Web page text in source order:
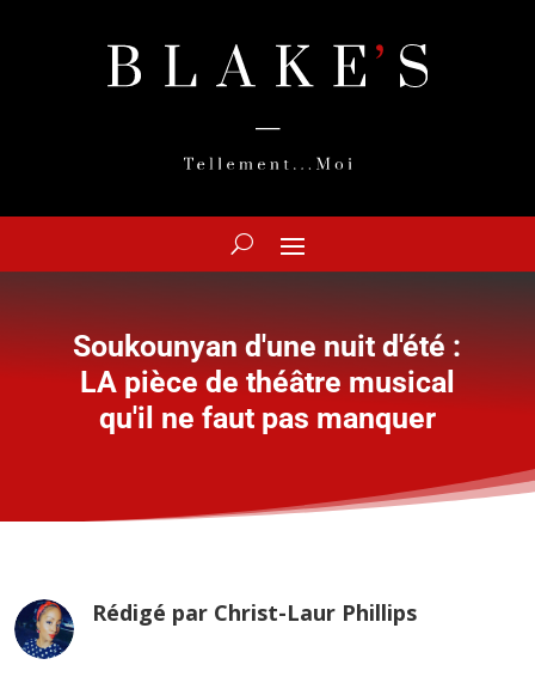
Soukounyan d'une nuit d'été :
LA pièce de théâtre musical
qu'il ne faut pas manquer
Rédigé par Christ-Laur Phillips